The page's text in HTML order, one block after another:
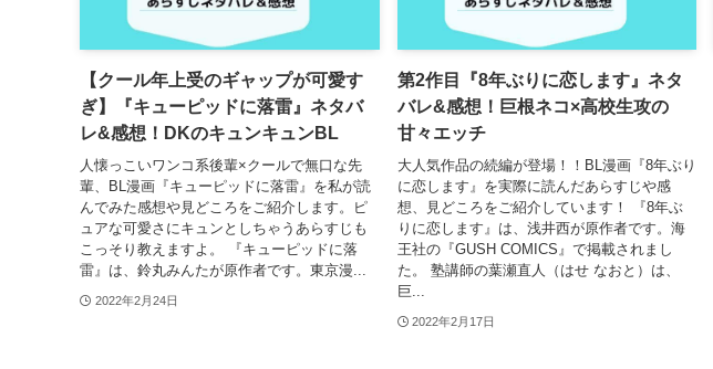
【クール年上受のギャップが可愛す
ぎ】『キューピッドに落雷』ネタバ
レ&感想！DKのキュンキュンBL
人懐っこいワンコ系後輩×クールで無口な先
輩、BL漫画『キューピッドに落雷』を私が読
んでみた感想や見どころをご紹介します。ピ
ュアな可愛さにキュンとしちゃうあらすじも
こっそり教えますよ。 『キューピッドに落
雷』は、鈴丸みんたが原作者です。東京漫...
2022年2月24日
第2作目『8年ぶりに恋します』ネタ
バレ&感想！巨根ネコ×高校生攻の
甘々エッチ
大人気作品の続編が登場！！BL漫画『8年ぶり
に恋します』を実際に読んだあらすじや感
想、見どころをご紹介しています！ 『8年ぶ
りに恋します』は、浅井西が原作者です。海
王社の『GUSH COMICS』で掲載されまし
た。 塾講師の葉瀬直人（はせ なおと）は、
巨...
2022年2月17日